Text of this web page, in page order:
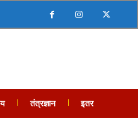
तंत्रज्ञान इतर